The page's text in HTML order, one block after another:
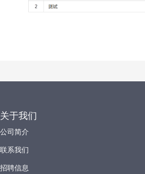
关于我们
公司简介
联系我们
招聘信息